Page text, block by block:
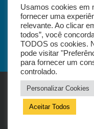
Política de
© Copyright 2021 - 2026 |
Usamos cookies em
fornecer uma
relevante. Ao clicar
todos”, você
TODOS os cookies.
pode visitar
para fornecer um
controlado.
Personalizar Cookies
Aceitar Todos